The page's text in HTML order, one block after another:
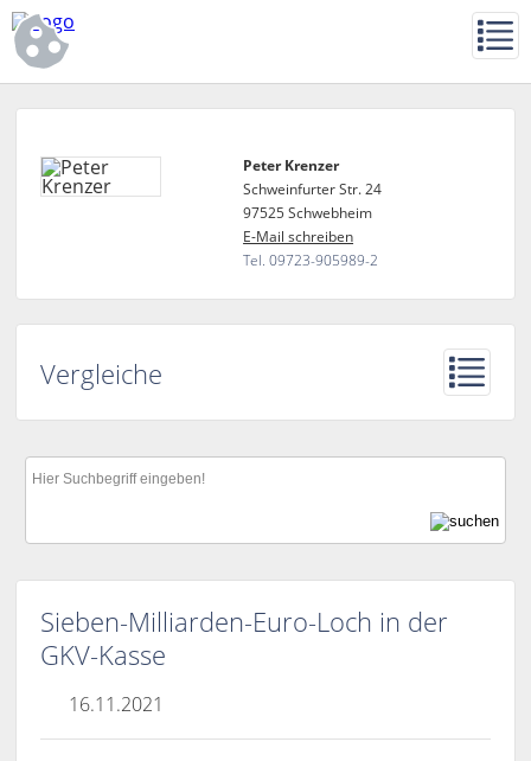
Peter Krenzer
Schweinfurter Str. 24
97525 Schwebheim
E-Mail schreiben
Tel. 09723-905989-2
Vergleiche
Sieben-Milliarden-Euro-Loch in der
GKV-Kasse
16.11.2021